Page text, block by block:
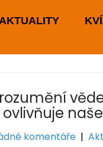
komentáře |